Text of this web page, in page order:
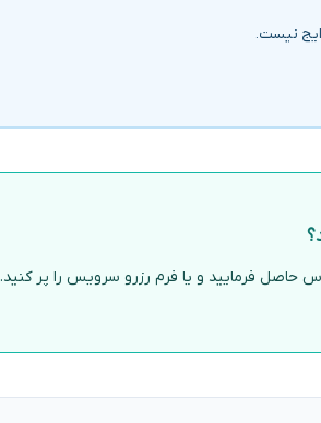
نیست.
حاصل فرمایید و یا فرم رزرو سرویس را پر کنید.